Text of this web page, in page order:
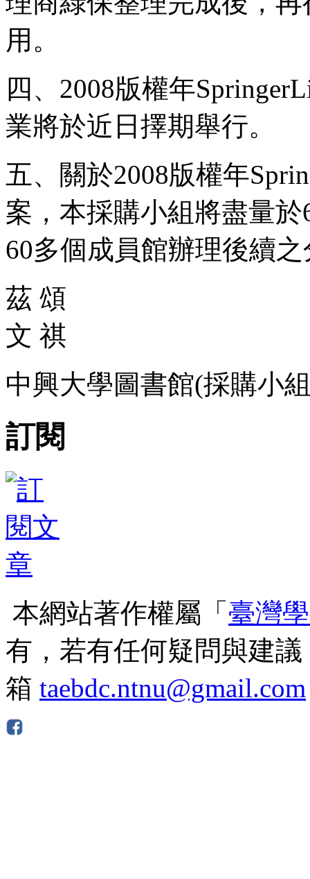
用。
四、2008版權年
業將於近日擇期舉行。
五、關於2008版權年
案，本採購小組將盡量
60多個成員館辦理後續
茲 頌
文 祺
中興大學圖書館(採購小
訂閱
本網站著作權屬「 臺灣
有，若有任何疑問與建
箱 taebdc.ntnu@gmail.com